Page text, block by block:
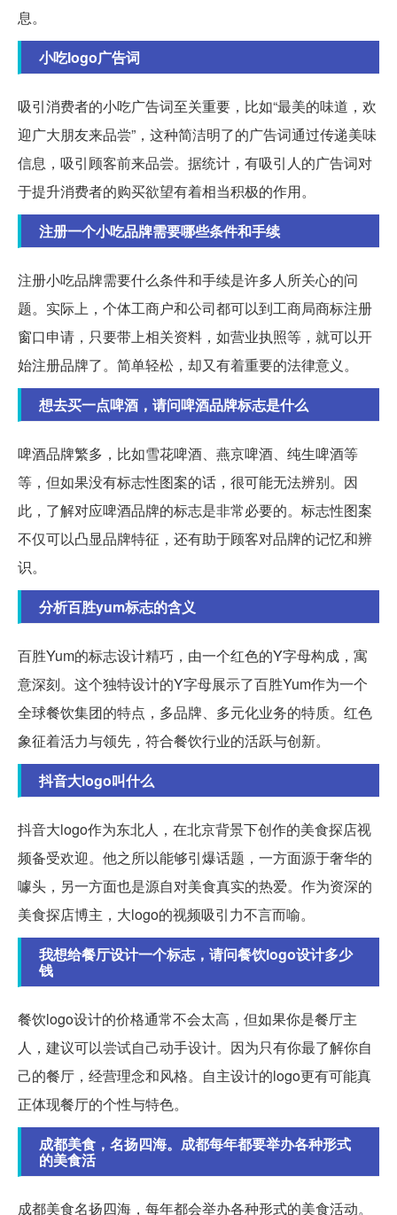
息。
小吃logo广告词
吸引消费者的小吃广告词至关重要，比如“最美的味道，欢
迎广大朋友来品尝”，这种简洁明了的广告词通过传递美味
信息，吸引顾客前来品尝。据统计，有吸引人的广告词对
于提升消费者的购买欲望有着相当积极的作用。
注册一个小吃品牌需要哪些条件和手续
注册小吃品牌需要什么条件和手续是许多人所关心的问
题。实际上，个体工商户和公司都可以到工商局商标注册
窗口申请，只要带上相关资料，如营业执照等，就可以开
始注册品牌了。简单轻松，却又有着重要的法律意义。
想去买一点啤酒，请问啤酒品牌标志是什么
啤酒品牌繁多，比如雪花啤酒、燕京啤酒、纯生啤酒等
等，但如果没有标志性图案的话，很可能无法辨别。因
此，了解对应啤酒品牌的标志是非常必要的。标志性图案
不仅可以凸显品牌特征，还有助于顾客对品牌的记忆和辨
识。
分析百胜yum标志的含义
百胜Yum的标志设计精巧，由一个红色的Y字母构成，寓
意深刻。这个独特设计的Y字母展示了百胜Yum作为一个
全球餐饮集团的特点，多品牌、多元化业务的特质。红色
象征着活力与领先，符合餐饮行业的活跃与创新。
抖音大logo叫什么
抖音大logo作为东北人，在北京背景下创作的美食探店视
频备受欢迎。他之所以能够引爆话题，一方面源于奢华的
噱头，另一方面也是源自对美食真实的热爱。作为资深的
美食探店博主，大logo的视频吸引力不言而喻。
我想给餐厅设计一个标志，请问餐饮logo设计多少
钱
餐饮logo设计的价格通常不会太高，但如果你是餐厅主
人，建议可以尝试自己动手设计。因为只有你最了解你自
己的餐厅，经营理念和风格。自主设计的logo更有可能真
正体现餐厅的个性与特色。
成都美食，名扬四海。成都每年都要举办各种形式
的美食活
成都美食名扬四海，每年都会举办各种形式的美食活动。